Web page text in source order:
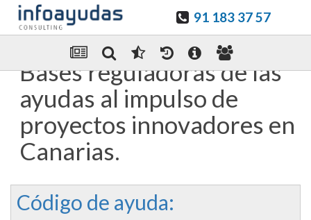
91 183 37 57
Enviar Por email
Bases reguladoras de las
ayudas al impulso de
proyectos innovadores en
Canarias.
Código de ayuda: